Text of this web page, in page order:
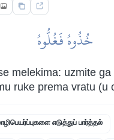
خُذُوهُ فَغُلُّوهُ
melekima: uzmite ga
ruke prema vratu (u
எடுத்துப் பார்த்தல்